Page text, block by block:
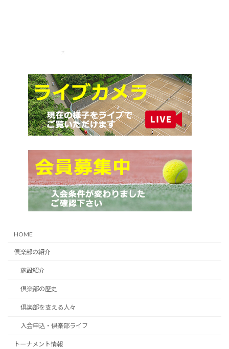
HOME
倶楽部の紹介
施設紹介
倶楽部の歴史
倶楽部を支える人々
入会申込・倶楽部ライフ
トーナメント情報